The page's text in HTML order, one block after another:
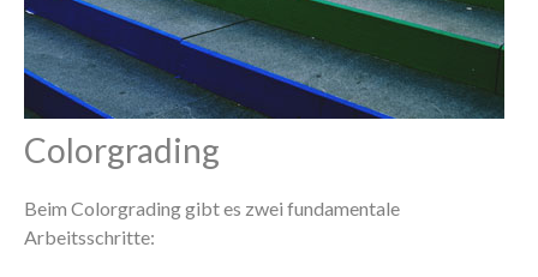
Colorgrading
Beim Colorgrading gibt es zwei fundamentale
Arbeitsschritte: